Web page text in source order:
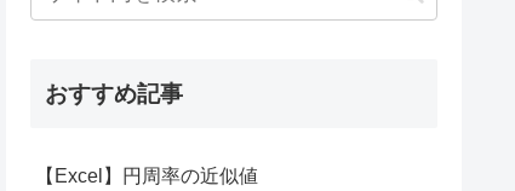
おすすめ記事
【Excel】円周率の近似値